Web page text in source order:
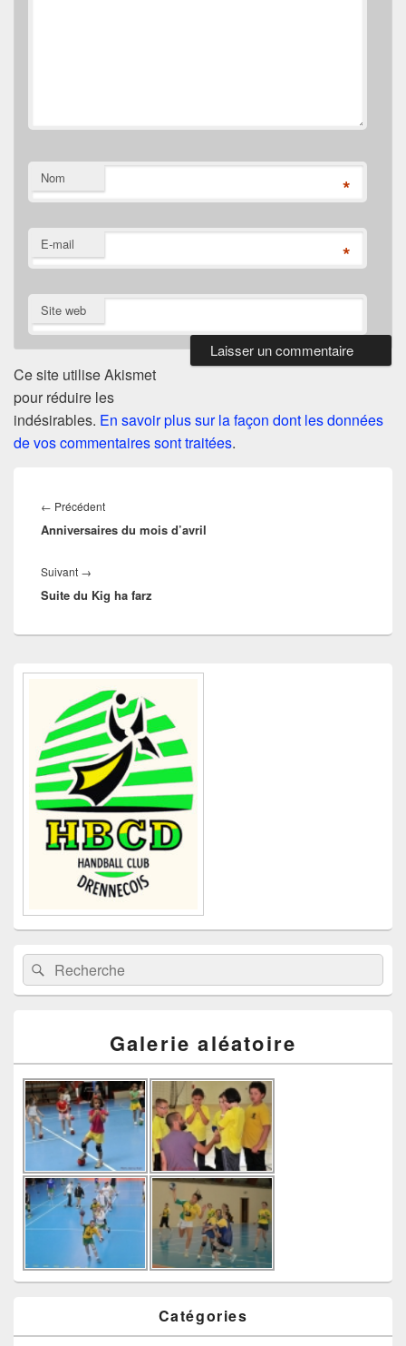
Nom *
E-mail *
Site web
Ce site utilise Akismet
pour réduire les
indésirables. En savoir plus sur la façon dont les données
de vos commentaires sont traitées.
de
l’article
← PrécédentArticle
précédent :
Anniversaires du mois d’avril
Suivant →
suivant :
Suite du Kig ha farz
Zone
barre
latérale
Recherche :Rechercher
Galerie aléatoire
Catégories